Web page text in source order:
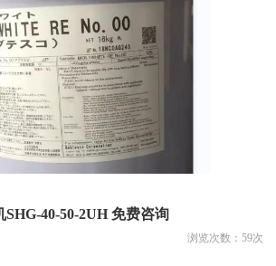
SHG-40-50-2UH 免费咨询
浏览次数： 59次